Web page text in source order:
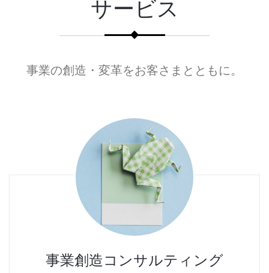
サービス
事業の創造・変革をお客さまとともに。
事業創造コンサルティング